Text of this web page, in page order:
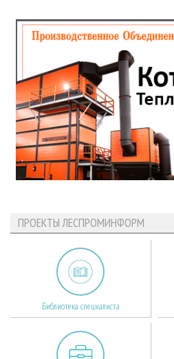
ПРОЕКТЫ ЛЕСПРОМИНФОРМ
Библиотека специалиста